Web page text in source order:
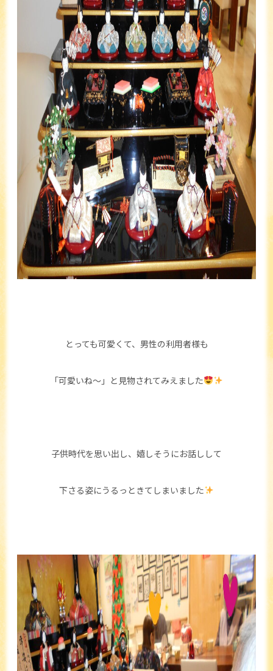
とっても可愛くて、男性の利用者様も
「可愛いね～」と見物されてみえました
子供時代を思い出し、嬉しそうにお話しして
下さる姿にうるっときてしまいました